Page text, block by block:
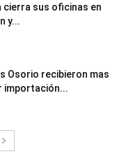
cierra sus oficinas en
y...
Osorio recibieron mas
importación...